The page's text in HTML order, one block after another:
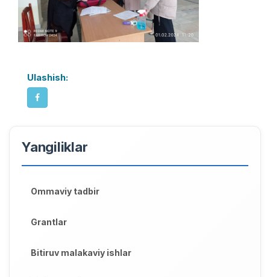
Ulashish:
Yangiliklar
Ommaviy tadbir
Grantlar
Bitiruv malakaviy ishlar